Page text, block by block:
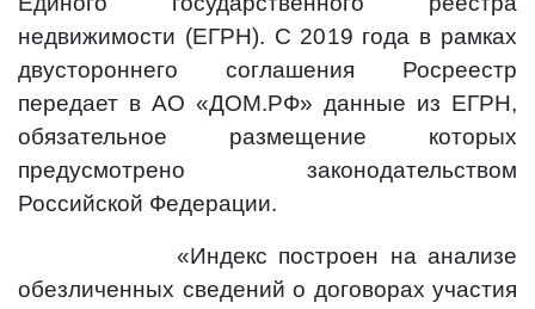
недвижимости (ЕГРН). С 2019 года в рамках
двустороннего соглашения Росреестр
передает в АО «ДОМ.РФ» данные из ЕГРН,
обязательное размещение которых
предусмотрено законодательством
Российской Федерации.
«Индекс построен на анализе
обезличенных сведений о договорах участия